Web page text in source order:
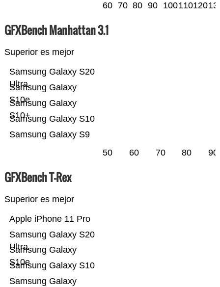
60 70 80 90 100110120
GFXBench Manhattan 3.1
Superior es mejor
Samsung Galaxy S9
Samsung Galaxy S10
Samsung Galaxy
S10+
Samsung Galaxy
S10e
Samsung Galaxy S20
Ultra
50 60 70 80 90
GFXBench T-Rex
Superior es mejor
Samsung Galaxy
Samsung Galaxy S10
Samsung Galaxy
S10e
Samsung Galaxy S20
Ultra
Apple iPhone 11 Pro